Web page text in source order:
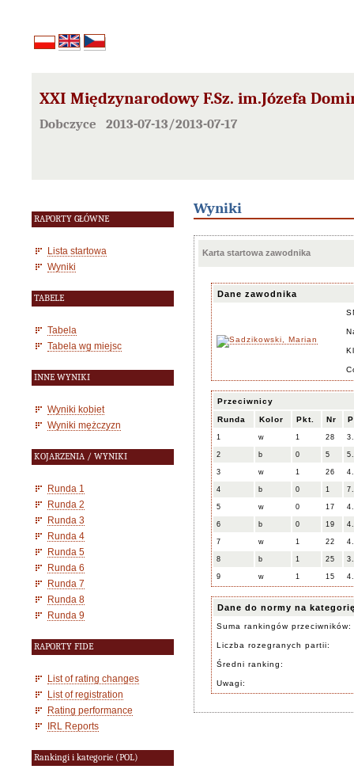
XXI Międzynarodowy F.Sz. im.Józefa
Dobczyce 2013-07-13/2013-07-17
RAPORTY GŁÓWNE
Lista startowa
Wyniki
TABELE
Tabela
Tabela wg miejsc
INNE WYNIKI
Wyniki kobiet
Wyniki mężczyzn
KOJARZENIA / WYNIKI
Runda 1
Runda 2
Runda 3
Runda 4
Runda 5
Runda 6
Runda 7
Runda 8
Runda 9
RAPORTY FIDE
List of rating changes
List of registration
Rating performance
IRL Reports
Rankingi i kategorie (POL)
Wyniki
Karta startowa zawodnika
Dane zawodnika
Przeciwnicy
Runda Kolor Pkt. Nr
1 w 1 28
2 b 0 5
3 w 1 26
4 b 0 1
5 w 0 17
6 b 0 19
7 w 1 22
8 b 1 25
9 w 1 15
Dane do normy na
Suma rankingów przeciwników:
Liczba rozegranych partii:
Średni ranking:
Uwagi: